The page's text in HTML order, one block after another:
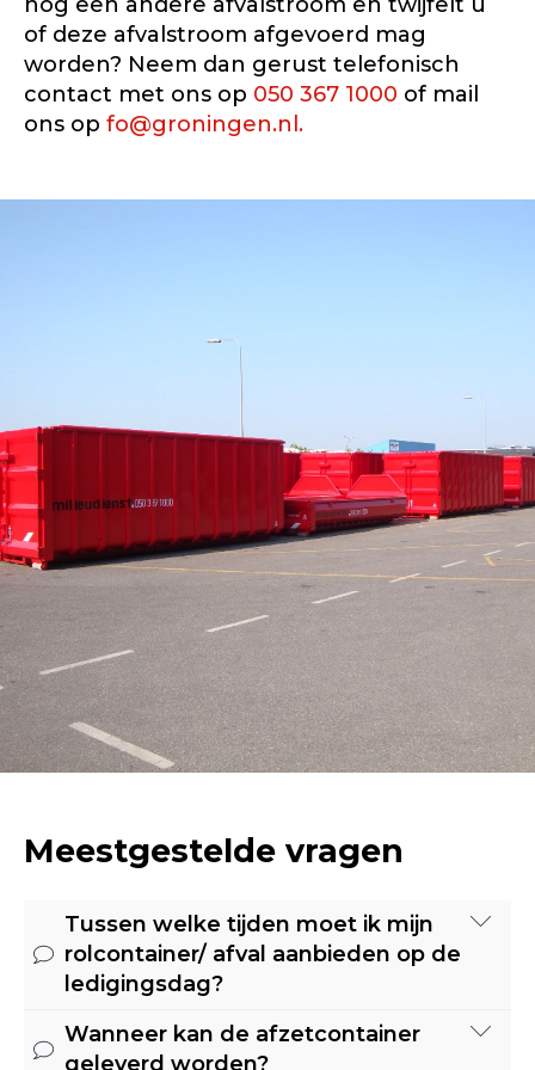
of deze afvalstroom afgevoerd mag
worden? Neem dan gerust telefonisch
contact met ons op 050 367 1000 of mail
ons op fo@groningen.nl.
Meestgestelde vragen
Tussen welke tijden moet ik mijn
rolcontainer/ afval aanbieden op de
ledigingsdag?
Onze routes worden gereden vanaf
Wanneer kan de afzetcontainer
geleverd worden?